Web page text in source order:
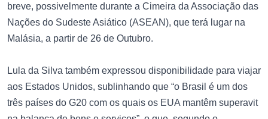
breve, possivelmente durante a Cimeira da Associação das
Nações do Sudeste Asiático (ASEAN), que terá lugar na
Malásia, a partir de 26 de Outubro.
Lula da Silva também expressou disponibilidade para viajar
aos Estados Unidos, sublinhando que “o Brasil é um dos
três países do G20 com os quais os EUA mantêm superavit